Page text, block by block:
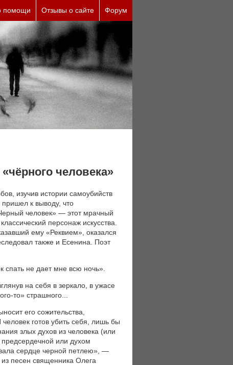
причины (бесплатно)
помощи Отзывы о сайте Форум
человека»
изучив истории самоубийств
к выводу, что
человек» — этот мрачный
персонаж искусства.
ему «Реквием», оказался
также и Есенина. Поэт
спать не дает мне всю ночь».
на себя в зеркало, в ужасе
то» страшного...
его сожительства,
готов убить себя, лишь бы
злых духов из человека (или
предсердечной или духом
сердце черной петлею», —
песен священника Олега